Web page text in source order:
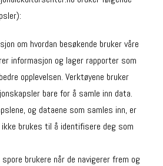
om hvordan besøkende bruker våre
informasjon og lager rapporter som
opplevelsen. Verktøyene bruker
bare for å samle inn data.
og dataene som samles inn, er
brukes til å identifisere deg som
brukere når de navigerer frem og